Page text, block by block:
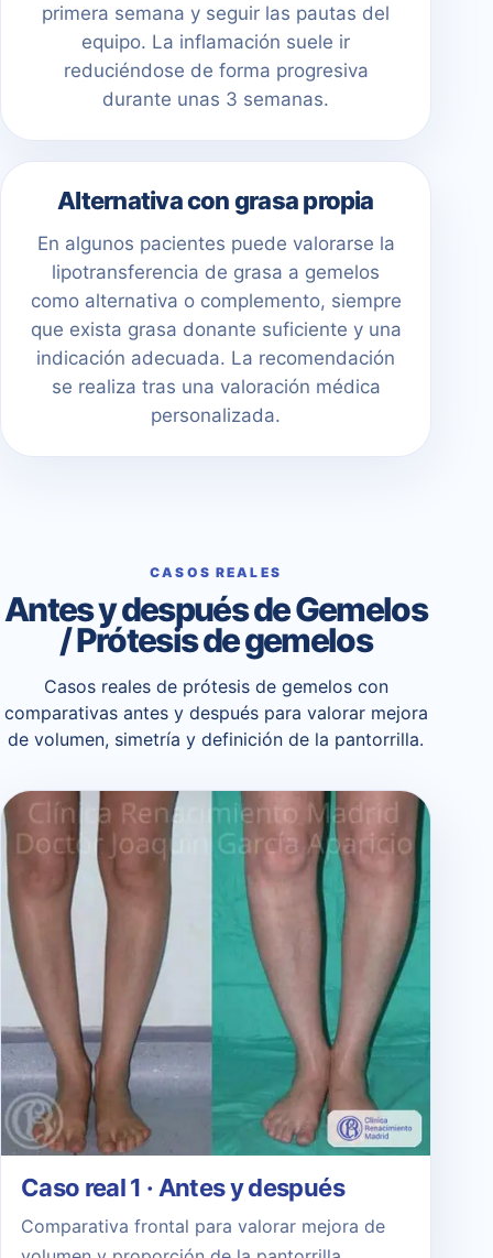
primera semana y seguir las pautas del
equipo. La inflamación suele ir
reduciéndose de forma progresiva
durante unas 3 semanas.
Alternativa con grasa propia
En algunos pacientes puede valorarse la
lipotransferencia de grasa a gemelos
como alternativa o complemento, siempre
que exista grasa donante suficiente y una
indicación adecuada. La recomendación
se realiza tras una valoración médica
personalizada.
CASOS REALES
Antes y después de Gemelos
/ Prótesis de gemelos
Casos reales de prótesis de gemelos con
comparativas antes y después para valorar mejora
de volumen, simetría y definición de la pantorrilla.
Caso real 1 · Antes y después
Comparativa frontal para valorar mejora de